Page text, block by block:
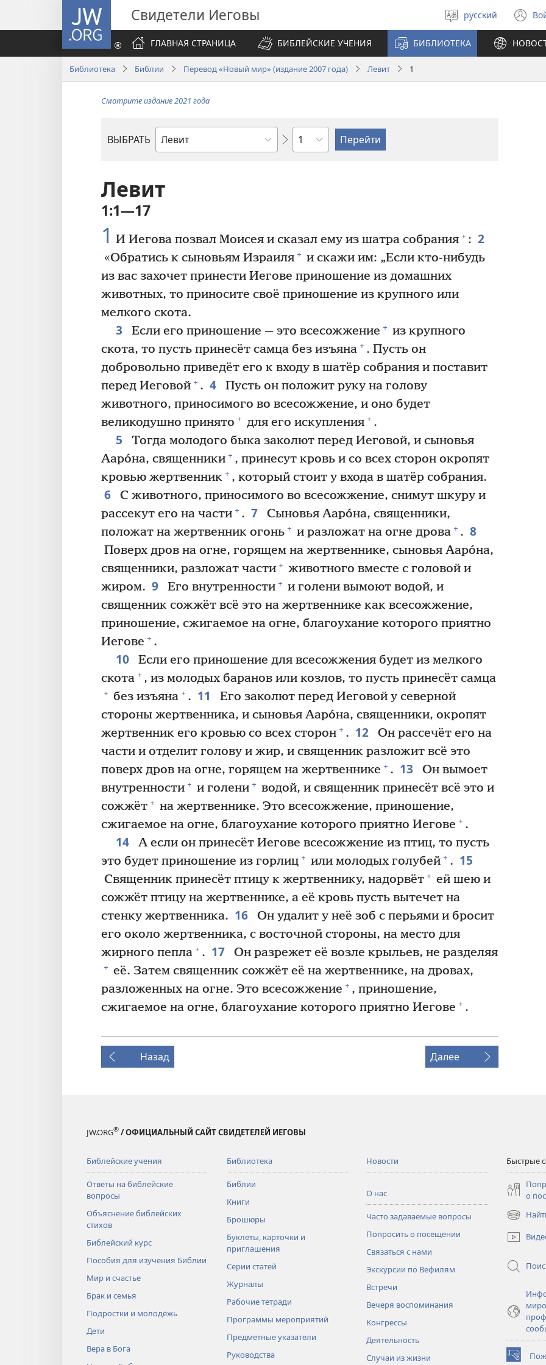
JW.ORG Свидетели Иеговы
Выберите
язык
русский
в
ГЛАВНАЯ СТРАНИЦА
БИБЛЕЙСКИЕ УЧЕНИЯ БИБЛИОТЕКА
Библиотека Библии Перевод «Новый мир» (издание 2007 года) Левит 1
Смотрите издание 2021 года
ВЫБРАТЬ
по
по
главам
Левит
1:1—17
1 И Иегова позвал Моисея и сказал ему из шатра собрания + : 2
«Обратись к сыновьям Израиля + и скажи им: „Если кто-нибудь
из вас захочет принести Иегове приношение из домашних
животных, то приносите своё приношение из крупного или
мелкого скота.
3 Если его приношение — это всесожжение + из крупного
скота, то пусть принесёт самца без изъяна + . Пусть он
добровольно приведёт его к входу в шатёр собрания и поставит
перед Иеговой + . 4
Пусть он положит руку на голову
животного, приносимого во всесожжение, и оно будет
великодушно принято + для его искупления + .
5
Тогда молодого быка заколют перед Иеговой, и сыновья
Ааро́на, священники + , принесут кровь и со всех сторон окропят
кровью жертвенник + , который стоит у входа в шатёр собрания.
6
С животного, приносимого во всесожжение, снимут шкуру и
рассекут его на части + . 7
Сыновья Ааро́на, священники,
положат на жертвенник огонь + и разложат на огне дрова + . 8
Поверх дров на огне, горящем на жертвеннике, сыновья Ааро́на,
священники, разложат части + животного вместе с головой и
жиром. 9 Его внутренности + и голени вымоют водой, и
священник сожжёт всё это на жертвеннике как всесожжение,
приношение, сжигаемое на огне, благоухание которого приятно
Иегове + .
10
Если его приношение для всесожжения будет из мелкого
скота + , из молодых баранов или козлов, то пусть принесёт самца
+ без изъяна + . 11
Его заколют перед Иеговой у северной
стороны жертвенника, и сыновья Ааро́на, священники, окропят
жертвенник его кровью со всех сторон + . 12
Он рассечёт его на
части и отделит голову и жир, и священник разложит всё это
поверх дров на огне, горящем на жертвеннике + . 13
Он вымоет
внутренности + и голени + водой, и священник принесёт всё это и
сожжёт + на жертвеннике. Это всесожжение, приношение,
сжигаемое на огне, благоухание которого приятно Иегове + .
14
А если он принесёт Иегове всесожжение из птиц, то пусть
это будет приношение из горлиц + или молодых голубей + . 15
Священник принесёт птицу к жертвеннику, надорвёт + ей шею и
сожжёт птицу на жертвеннике, а её кровь пусть вытечет на
стенку жертвенника. 16
Он удалит у неё зоб с перьями и бросит
его около жертвенника, с восточной стороны, на место для
жирного пепла + . 17 Он разрежет её возле крыльев, не разделяя
+ её. Затем священник сожжёт её на жертвеннике, на дровах,
разложенных на огне. Это всесожжение + , приношение,
сжигаемое на огне, благоухание которого приятно Иегове + .
Назад Далее
JW.ORG® / ОФИЦИАЛЬНЫЙ САЙТ СВИДЕТЕЛЕЙ ИЕГОВЫ
Библейские учения
Ответы на библейские
вопросы
Объяснение библейских
стихов
Библейский курс
Пособия для изучения Библии
Мир и счастье
Брак и семья
Подростки и молодёжь
Дети
Вера в Бога
Библиотека
Библии
Книги
Брошюры
Буклеты, карточки и
приглашения
Серии статей
Журналы
Рабочие тетради
Программы мероприятий
Предметные указатели
Руководства
Новости
О нас
Часто задаваемые вопросы
Попросить о посещении
Связаться с нами
Экскурсии по Вефилям
Встречи
Вечеря воспоминания
Конгрессы
Деятельность
Случаи из жизни
Быстрые
о
в
новом